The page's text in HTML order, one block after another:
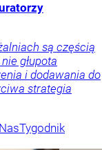
są częścią
głupota
i dodawania do
strategia
Tygodnik